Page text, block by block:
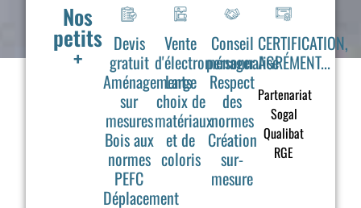
Nos
petits
+
Devis
gratuit
Aménagements
sur
mesures
Bois aux
normes
PEFC
Déplacement
Vente
d'électroménager
Large
choix de
matériaux
et de
coloris
Conseil
personnalisé
Respect
des
normes
Création
sur-
mesure
CERTIFICATION,
AGRÉMENT...
Partenariat
Sogal
Qualibat
RGE